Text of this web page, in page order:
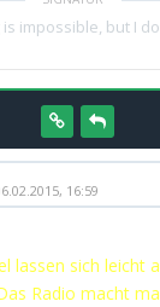
impossible, but I
16:59
lassen sich leicht
Radio macht